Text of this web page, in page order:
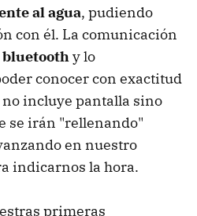
al agua, pudiendo
con él. La comunicación
bluetoothy lo
conocer con exactitud
incluye pantalla sino
se irán "rellenando"
en nuestro
indicarnos la hora.
primeras